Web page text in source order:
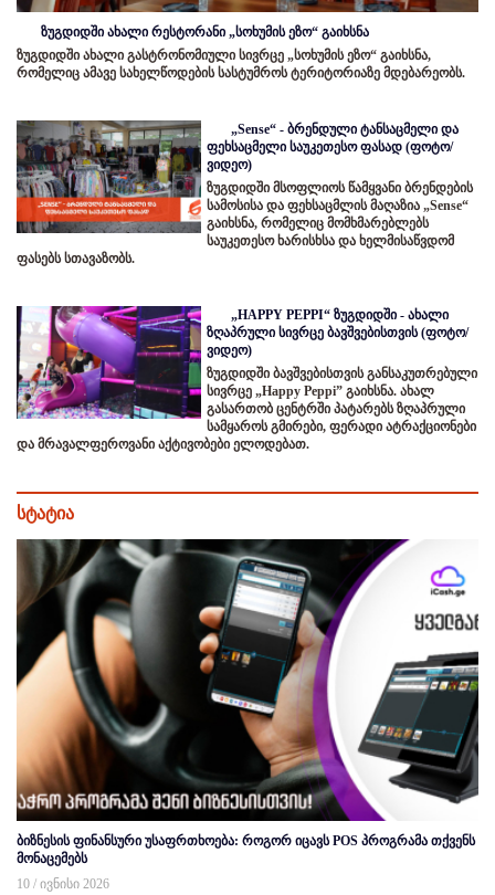
ზუგდიდში ახალი რესტორანი „სოხუმის ეზო“ გაიხსნა
ზუგდიდში ახალი გასტრონომიული სივრცე „სოხუმის ეზო“ გაიხსნა,
რომელიც ამავე სახელწოდების სასტუმროს ტერიტორიაზე მდებარეობს.
„Sense“ - ბრენდული ტანსაცმელი და
ფეხსაცმელი საუკეთესო ფასად (ფოტო/
ვიდეო)
ზუგდიდში მსოფლიოს წამყვანი ბრენდების
სამოსისა და ფეხსაცმლის მაღაზია „Sense“
გაიხსნა, რომელიც მომხმარებლებს
საუკეთესო ხარისხსა და ხელმისაწვდომ
ფასებს სთავაზობს.
„HAPPY PEPPI“ ზუგდიდში - ახალი
ზღაპრული სივრცე ბავშვებისთვის (ფოტო/
ვიდეო)
ზუგდიდში ბავშვებისთვის განსაკუთრებული
სივრცე „Happy Peppi” გაიხსნა. ახალ
გასართობ ცენტრში პატარებს ზღაპრული
სამყაროს გმირები, ფერადი ატრაქციონები
და მრავალფეროვანი აქტივობები ელოდებათ.
სტატია
ბიზნესის ფინანსური უსაფრთხოება: როგორ იცავს POS პროგრამა თქვენს
მონაცემებს
10 / ივნისი 2026